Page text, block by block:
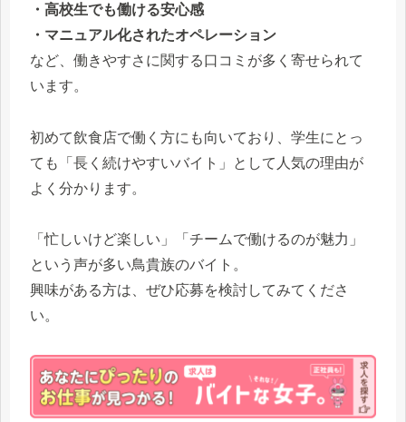
・高校生でも働ける安心感
・マニュアル化されたオペレーション
など、働きやすさに関する口コミが多く寄せられて
います。
初めて飲食店で働く方にも向いており、学生にとっ
ても「長く続けやすいバイト」として人気の理由が
よく分かります。
「忙しいけど楽しい」「チームで働けるのが魅力」
という声が多い鳥貴族のバイト。
興味がある方は、ぜひ応募を検討してみてくださ
い。